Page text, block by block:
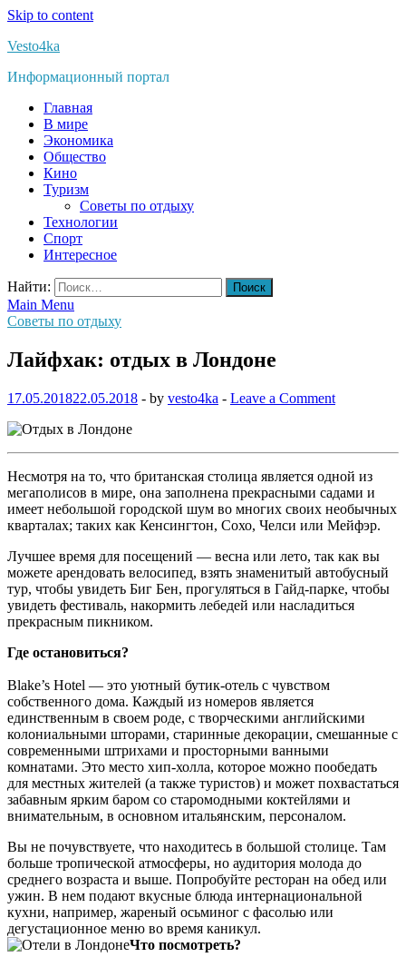
Skip to content
Vesto4ka
Информационный портал
Главная
В мире
Экономика
Общество
Кино
Туризм
Советы по отдыху
Технологии
Спорт
Интересное
Найти:
Main Menu
Советы по отдыху
Лайфхак: отдых в Лондоне
17.05.201822.05.2018 - by vesto4ka - Leave a Comment
Несмотря на то, что британская столица является одной из
мегаполисов в мире, она заполнена прекрасными садами и
имеет небольшой городской шум во многих своих необычных
кварталах; таких как Кенсингтон, Сохо, Челси или Мейфэр.
Лучшее время для посещений — весна или лето, так как вы
можете арендовать велосипед, взять знаменитый автобусный
тур, чтобы увидеть Биг Бен, прогуляться в Гайд-парке, чтобы
увидеть фестиваль, накормить лебедей или насладиться
прекрасным пикником.
Где остановиться?
Blake’s Hotel — это уютный бутик-отель с чувством
собственного дома. Каждый из номеров является
единственным в своем роде, с творческими английскими
колониальными шторами, старинные декорации, смешанные с
современными штрихами и просторными ванными
комнатами. Это место хип-холла, которое можно пообедать
для местных жителей (а также туристов) и может похвастаться
забавным ярким баром со старомодными коктейлями и
внимательным, в основном итальянским, персоналом.
Вы не почувствуете, что находитесь в большой столице. Там
больше тропической атмосферы, но аудитория молода до
среднего возраста и выше. Попробуйте ресторан на обед или
ужин. В нем подают вкусные блюда интернациональной
кухни, например, жареный осьминог с фасолью или
дегустационное меню во время каникул.
Что посмотреть?